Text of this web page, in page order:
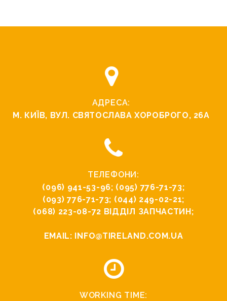
АДРЕСА:
М. КИЇВ, ВУЛ. СВЯТОСЛАВА ХОРОБРОГО, 26А
ТЕЛЕФОНИ:
(096) 941-53-96; (095) 776-71-73;
(093) 776-71-73; (044) 249-02-21;
(068) 223-08-72 ВІДДІЛ ЗАПЧАСТИН;
EMAIL: INFO@TIRELAND.COM.UA
WORKING TIME: